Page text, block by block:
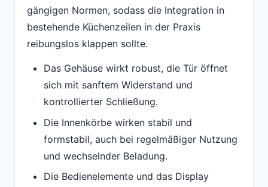
gängigen Normen, sodass die Integration in
bestehende Küchenzeilen in der Praxis
reibungslos klappen sollte.
Das Gehäuse wirkt robust, die Tür öffnet
sich mit sanftem Widerstand und
kontrollierter Schließung.
Die Innenkörbe wirken stabil und
formstabil, auch bei regelmäßiger Nutzung
und wechselnder Beladung.
Die Bedienelemente und das Display